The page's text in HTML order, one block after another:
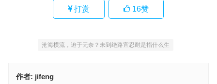
打赏 16赞
沧海横流，迫于无奈？未到绝路宜忍耐是指什么生
作者: jifeng